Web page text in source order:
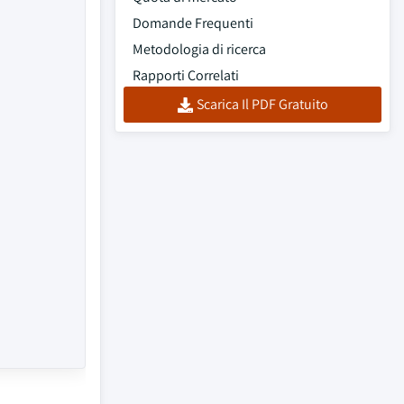
Domande Frequenti
Metodologia di ricerca
Rapporti Correlati
Scarica Il PDF Gratuito